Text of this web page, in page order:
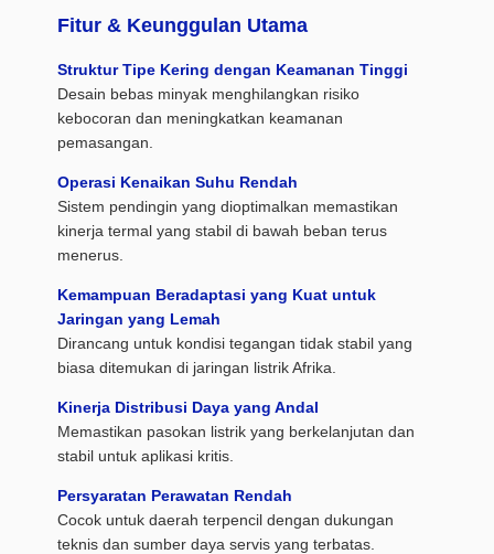
Fitur & Keunggulan Utama
Struktur Tipe Kering dengan Keamanan Tinggi
Desain bebas minyak menghilangkan risiko
kebocoran dan meningkatkan keamanan
pemasangan.
Operasi Kenaikan Suhu Rendah
Sistem pendingin yang dioptimalkan memastikan
kinerja termal yang stabil di bawah beban terus
menerus.
Kemampuan Beradaptasi yang Kuat untuk
Jaringan yang Lemah
Dirancang untuk kondisi tegangan tidak stabil yang
biasa ditemukan di jaringan listrik Afrika.
Kinerja Distribusi Daya yang Andal
Memastikan pasokan listrik yang berkelanjutan dan
stabil untuk aplikasi kritis.
Persyaratan Perawatan Rendah
Cocok untuk daerah terpencil dengan dukungan
teknis dan sumber daya servis yang terbatas.